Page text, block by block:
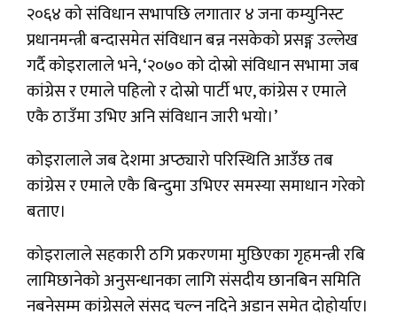
२०६४ को संविधान सभापछि लगातार ४ जना कम्युनिस्ट
प्रधानमन्त्री बन्दासमेत संविधान बन्न नसकेको प्रसङ्ग उल्लेख
गर्दै कोइरालाले भने, ‘२०७० को दोस्रो संविधान सभामा जब
कांग्रेस र एमाले पहिलो र दोस्रो पार्टी भए, कांग्रेस र एमाले
एकै ठाउँमा उभिए अनि संविधान जारी भयो।’
कोइरालाले जब देशमा अप्ठ्यारो परिस्थिति आउँछ तब
कांग्रेस र एमाले एकै बिन्दुमा उभिएर समस्या समाधान गरेको
बताए।
कोइरालाले सहकारी ठगि प्रकरणमा मुछिएका गृहमन्त्री रबि
लामिछानेको अनुसन्धानका लागि संसदीय छानबिन समिति
नबनेसम्म कांग्रेसले संसद चल्न नदिने अडान समेत दोहोर्याए।